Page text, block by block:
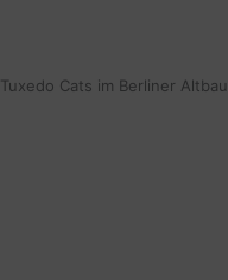
Tuxedo Cats im Berliner